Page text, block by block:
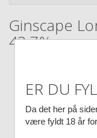
Ginscape
43,7%
ER DU
Da det her på
være fyldt 18 år